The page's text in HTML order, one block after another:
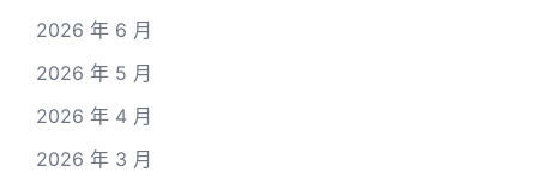
2026 年 6 月
2026 年 5 月
2026 年 4 月
2026 年 3 月